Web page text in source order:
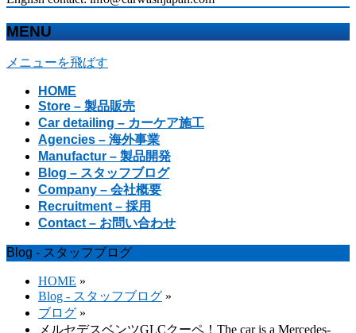
MENU
メニューを飛ばす
HOME
Store – 製品販売
Car detailing – カーケア施工
Agencies – 海外事業
Manufactur – 製品開発
Blog – スタッフブログ
Company – 会社概要
Recruitment – 採用
Contact – お問い合わせ
Blog - スタッフブログ
HOME »
Blog - スタッフブログ »
ブログ »
メルセデスベンツGLCクーペ！The car is a Mercedes-